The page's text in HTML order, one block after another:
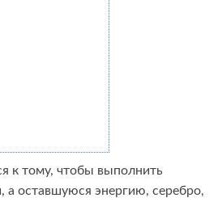
к тому, чтобы выполнить
а оставшуюся энергию, серебро,